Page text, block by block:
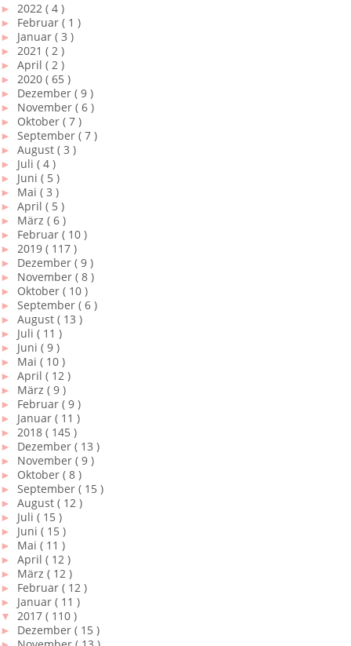
► 2022 ( 4 )
► Februar ( 1 )
► Januar ( 3 )
► 2021 ( 2 )
► April ( 2 )
► 2020 ( 65 )
► Dezember ( 9 )
► November ( 6 )
► Oktober ( 7 )
► September ( 7 )
► August ( 3 )
► Juli ( 4 )
► Juni ( 5 )
► Mai ( 3 )
► April ( 5 )
► März ( 6 )
► Februar ( 10 )
► 2019 ( 117 )
► Dezember ( 9 )
► November ( 8 )
► Oktober ( 10 )
► September ( 6 )
► August ( 13 )
► Juli ( 11 )
► Juni ( 9 )
► Mai ( 10 )
► April ( 12 )
► März ( 9 )
► Februar ( 9 )
► Januar ( 11 )
► 2018 ( 145 )
► Dezember ( 13 )
► November ( 9 )
► Oktober ( 8 )
► September ( 15 )
► August ( 12 )
► Juli ( 15 )
► Juni ( 15 )
► Mai ( 11 )
► April ( 12 )
► März ( 12 )
► Februar ( 12 )
► Januar ( 11 )
▼ 2017 ( 110 )
► Dezember ( 15 )